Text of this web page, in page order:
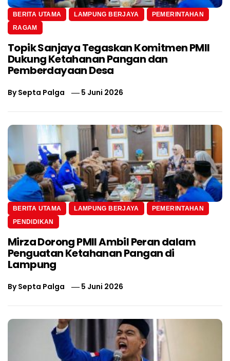
BERITA UTAMA LAMPUNG BERJAYA
PEMERINTAHAN
RAGAM
Topik Sanjaya Tegaskan Komitmen PMII
Dukung Ketahanan Pangan dan
Pemberdayaan Desa
BySepta Palga 5 Juni 2026
BERITA UTAMA LAMPUNG BERJAYA
PEMERINTAHAN
PENDIDIKAN
Mirza Dorong PMII Ambil Peran dalam
Penguatan Ketahanan Pangan di
Lampung
BySepta Palga 5 Juni 2026